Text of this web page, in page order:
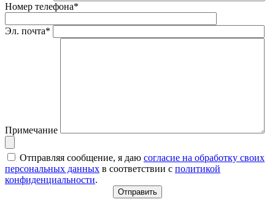
Номер телефона*
Эл. почта*
Примечание
Отправляя сообщение, я даю согласие на обработку своих
персональных данных в соответствии с политикой
конфиденциальности.